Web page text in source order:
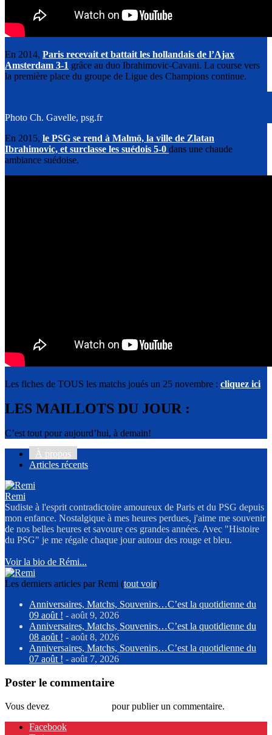
En 2014, Paris recevait et battait les hollandais de l’Ajax
Amsterdam 3-1 grâce au duo Ibrahimovic-Cavani. La course vers
la première place du groupe de Ligue des Champions continue.
Photo Ch. Gavelle, psg.fr
En 2015, le PSG se rend à Malmö, la ville de Zlatan
Ibrahimovic, et surclasse les suédois 5-0 dans une chaude
ambiance suédoise.
Les fiches de TOUS les matchs joués un 25 novembre : cliquez ici
LES MAILLOTS DU JOUR :
C’est tout pour aujourd’hui, à demain!
À propos
Articles récents
Remi
Sudiste à l'esprit contradictoire amoureux de Paris et du PSG depuis
mon enfance. Nostalgique à mes heures perdues, j'aime me souvenir
de nos belles heures et savoure ces grandes années. Avec "Histoire
du PSG" je me régale chaque jour autour des rouge et bleu.
Voir la bio de Rémi...
Les derniers articles par Remi (tout voir)
Anniversaires, Matchs, Souvenirs…C’est la quotidienne du
09 août ! - août 9, 2026
Anniversaires, Matchs, Souvenirs…C’est la quotidienne du
08 août ! - août 8, 2026
Anniversaires, Matchs, Souvenirs…C’est la quotidienne du
07 août ! - août 7, 2026
Poster le commentaire
Vous devez
pour publier un commentaire.
Facebook